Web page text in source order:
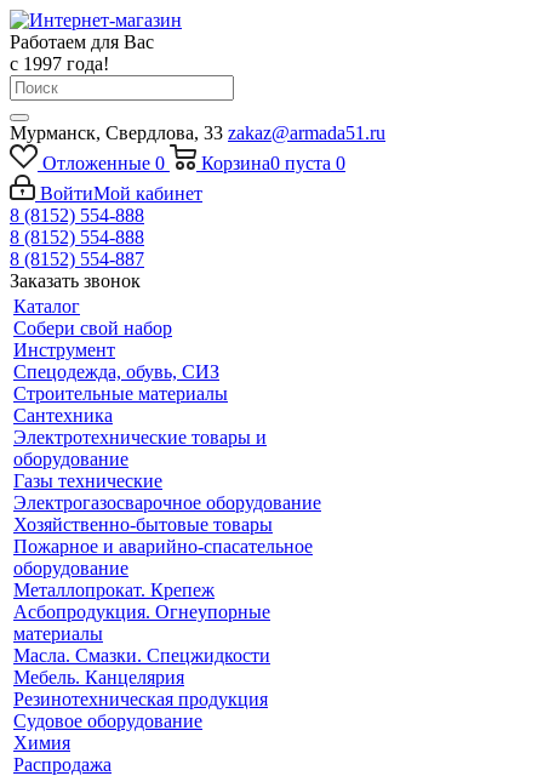
Работаем для Вас
с 1997 года!
Мурманск, Свердлова, 33 zakaz@armada51.ru
Отложенные 0 Корзина0 пуста 0
ВойтиМой кабинет
8 (8152) 554-888
8 (8152) 554-888
8 (8152) 554-887
Заказать звонок
Каталог
Собери свой набор
Инструмент
Спецодежда, обувь, СИЗ
Строительные материалы
Сантехника
Электротехнические товары и
оборудование
Газы технические
Электрогазосварочное оборудование
Хозяйственно-бытовые товары
Пожарное и аварийно-спасательное
оборудование
Металлопрокат. Крепеж
Асбопродукция. Огнеупорные
материалы
Масла. Смазки. Спецжидкости
Мебель. Канцелярия
Резинотехническая продукция
Судовое оборудование
Химия
Распродажа